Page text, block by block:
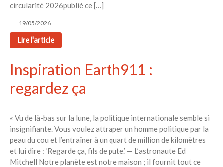
circularité 2026publié ce […]
19/05/2026
Lire l'article
Inspiration Earth911 :
regardez ça
« Vu de là-bas sur la lune, la politique internationale semble si
insignifiante. Vous voulez attraper un homme politique par la
peau du cou et l’entraîner à un quart de million de kilomètres
et lui dire : ‘Regarde ça, fils de pute.’ — L’astronaute Ed
Mitchell Notre planète est notre maison ; il fournit tout ce